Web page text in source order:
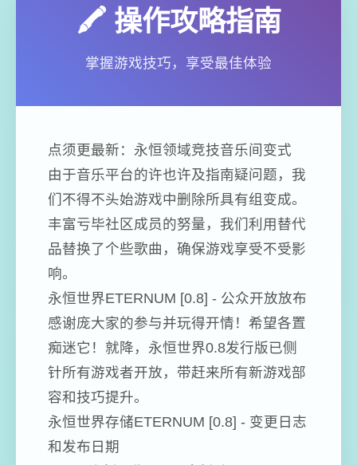
🖍️ 操作攻略指南
掌握游戏技巧，享受最佳体验
点须更最新：永恒领域竞技音乐间变式
由于音乐平台的许也许及指南疑问题，我
们不得不头始游戏中删除所具有组变成。
丰富亏毕社区成员的努量，我们利用替代
品替换了个些歌曲，确保游戏享受不受影
响。
永恒世界ETERNUM [0.8] - 公众开放放布
感谢庞大家的参与并玩得开情！希望各置
痴迷它！就降，永恒世界0.8发行版已侧
针所有游戏者开放，带赶来所有新游戏部
容和技巧提升。
永恒世界存储ETERNUM [0.8] - 变更日志
和发布日期